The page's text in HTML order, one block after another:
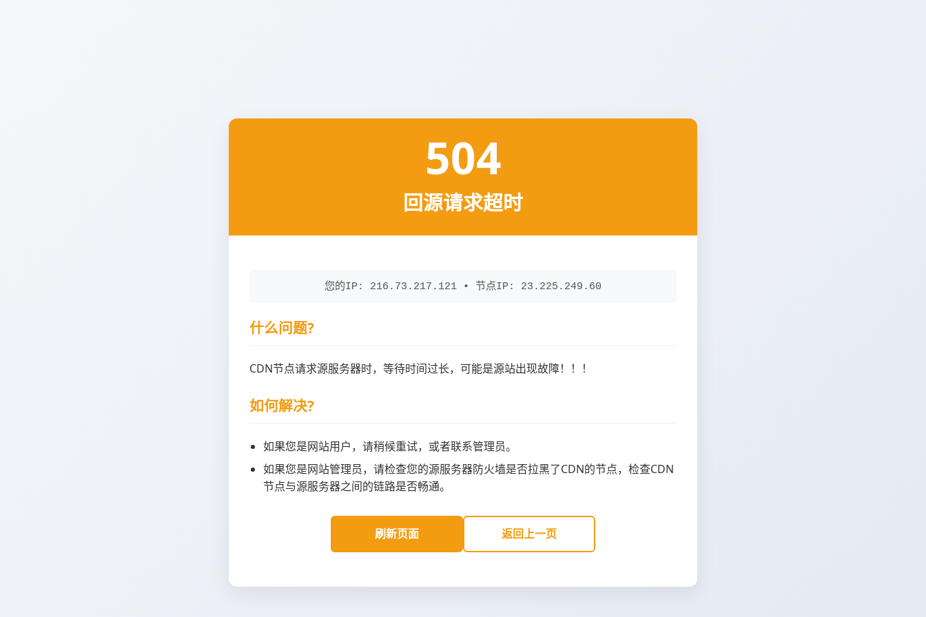
504
回源请求超时
您的IP: 216.73.217.121 • 节点IP: 23.225.249.60
什么问题?
CDN节点请求源服务器时，等待时间过长，可能是源站出现故障！！！
如何解决?
如果您是网站用户，请稍候重试，或者联系管理员。
如果您是网站管理员，请检查您的源服务器防火墙是否拉黑了CDN的节点，检查CDN
节点与源服务器之间的链路是否畅通。
刷新页面 返回上一页